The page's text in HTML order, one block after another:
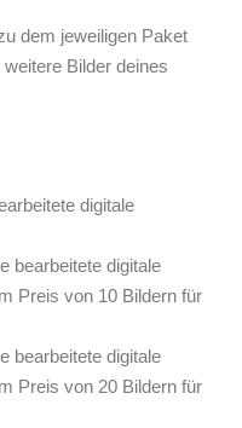
dem jeweiligen Paket
Bilder deines
digitale
bearbeitete digitale
Preis von 10 Bildern für
bearbeitete digitale
Preis von 20 Bildern für